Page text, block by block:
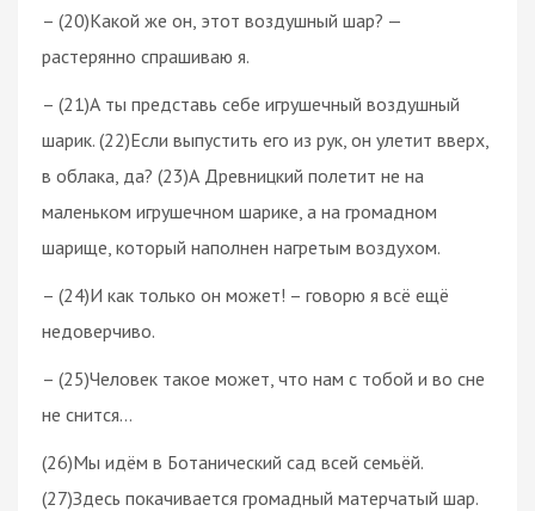
– (20)Какой же он, этот воздушный шар? —
растерянно спрашиваю я.
– (21)А ты представь себе игрушечный воздушный
шарик. (22)Если выпустить его из рук, он улетит вверх,
в облака, да? (23)А Древницкий полетит не на
маленьком игрушечном шарике, а на громадном
шарище, который наполнен нагретым воздухом.
– (24)И как только он может! – говорю я всё ещё
недоверчиво.
– (25)Человек такое может, что нам с тобой и во сне
не снится…
(26)Мы идём в Ботанический сад всей семьёй.
(27)Здесь покачивается громадный матерчатый шар.